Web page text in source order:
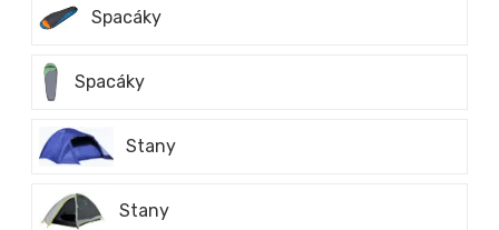
Spacáky
Spacáky
Stany
Stany